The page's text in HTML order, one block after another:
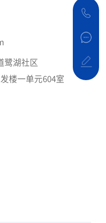
鹭湖社区
楼一单元604室